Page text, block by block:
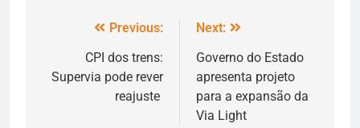
Previous:
CPI dos trens:
Supervia pode rever
reajuste
Next:
Governo do Estado
apresenta projeto
para a expansão da
Via Light